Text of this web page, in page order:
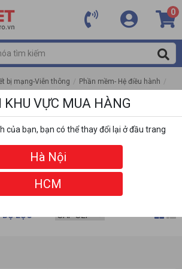
0
bị mạng-Viễn thông / Phần mềm- Hệ điều hành /
BỘ LỌC
KHU VỰC MUA HÀNG
của bạn, bạn có thể thay đổi lại ở đầu trang
Hà Nội
HCM